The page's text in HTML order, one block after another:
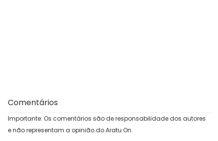
Comentários
Importante: Os comentários são de responsabilidade dos autores
e não representam a opinião do Aratu On.